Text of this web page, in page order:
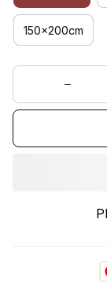
150x200cm